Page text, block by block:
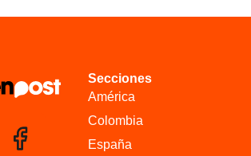
Secciones
América
Colombia
España